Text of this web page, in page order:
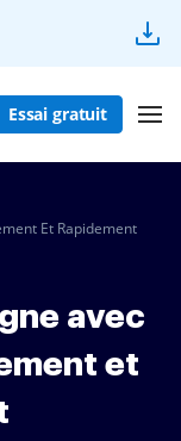
Essai gratuit
Et Rapidement
avec
et